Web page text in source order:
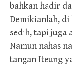
bahkan hadir
Demikianlah, di
sedih, tapi juga
Namun nahas
tangan Iteung